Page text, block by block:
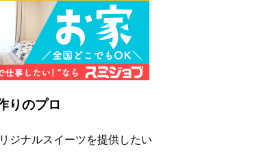
りのプロ
ジナルスイーツを提供したい